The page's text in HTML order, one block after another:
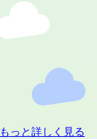
もっと詳しく見る